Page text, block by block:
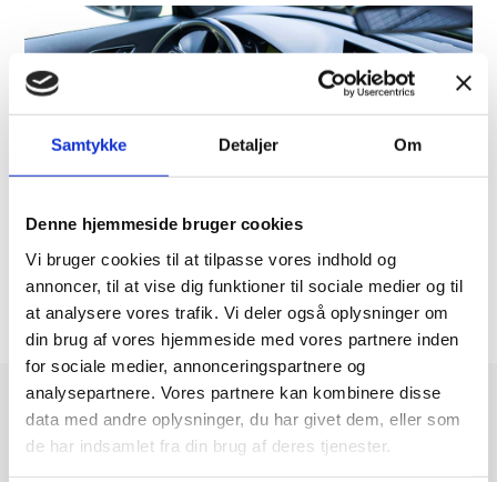
Samtykke Detaljer Om
Denne hjemmeside bruger cookies
Vi bruger cookies til at tilpasse vores indhold og
annoncer, til at vise dig funktioner til sociale medier og til
at analysere vores trafik. Vi deler også oplysninger om
din brug af vores hjemmeside med vores partnere inden
for sociale medier, annonceringspartnere og
analysepartnere. Vores partnere kan kombinere disse
data med andre oplysninger, du har givet dem, eller som
de har indsamlet fra din brug af deres tjenester.
Gode grunde til